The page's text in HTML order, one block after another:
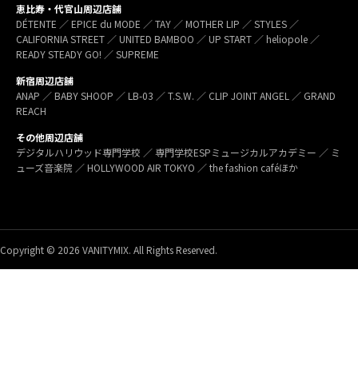
恵比寿・代官山周辺店舗
DÉTENTE ／ EPICE du MODE ／ TAY ／ MOTHER LIP ／ STYLES ／
CALIFORNIA STREET ／ UNITED BAMBOO ／ UP START ／ heliopole ／
READY STEADY GO! ／ SUPREME
新宿周辺店舗
ANAP ／ BABY SHOOP ／ LB-03 ／ T.S.W. ／ CLIP JOINT ANGEL ／ GRAND
REACH
その他周辺店舗
デジタルハリウッド専門学校 ／ 専門学校ESPミュージカルアカデミー ／ ミ
ューズ音楽院 ／ HOLLYWOOD AIR TOKYO ／ the fashion caféほか
Copyright © 2026 VANITYMIX. All Rights Reserved.